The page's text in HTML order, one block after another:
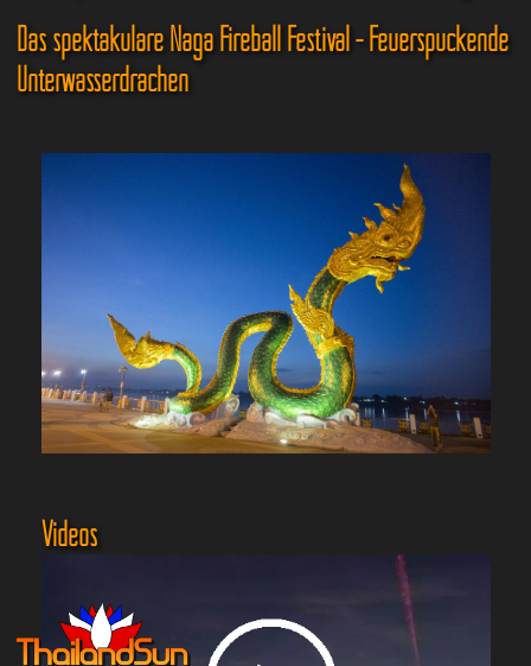
Das spektakuläre Naga Fireball Festival - Feuerspuckende
Unterwasserdrachen
Videos